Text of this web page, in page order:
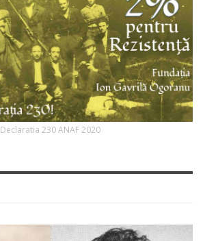
Declaratia 230 ANAF 2020